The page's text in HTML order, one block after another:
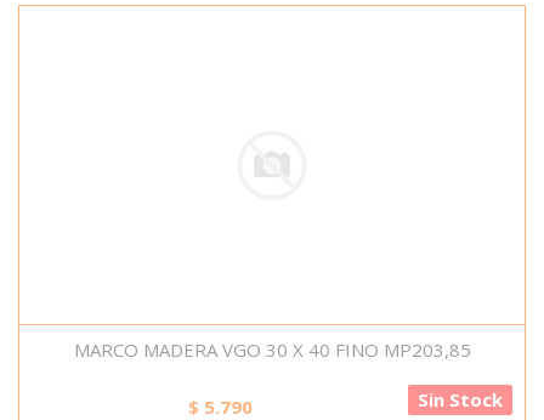
MARCO MADERA VGO 30 X 40 FINO MP203,85
$ 5.790 Sin Stock